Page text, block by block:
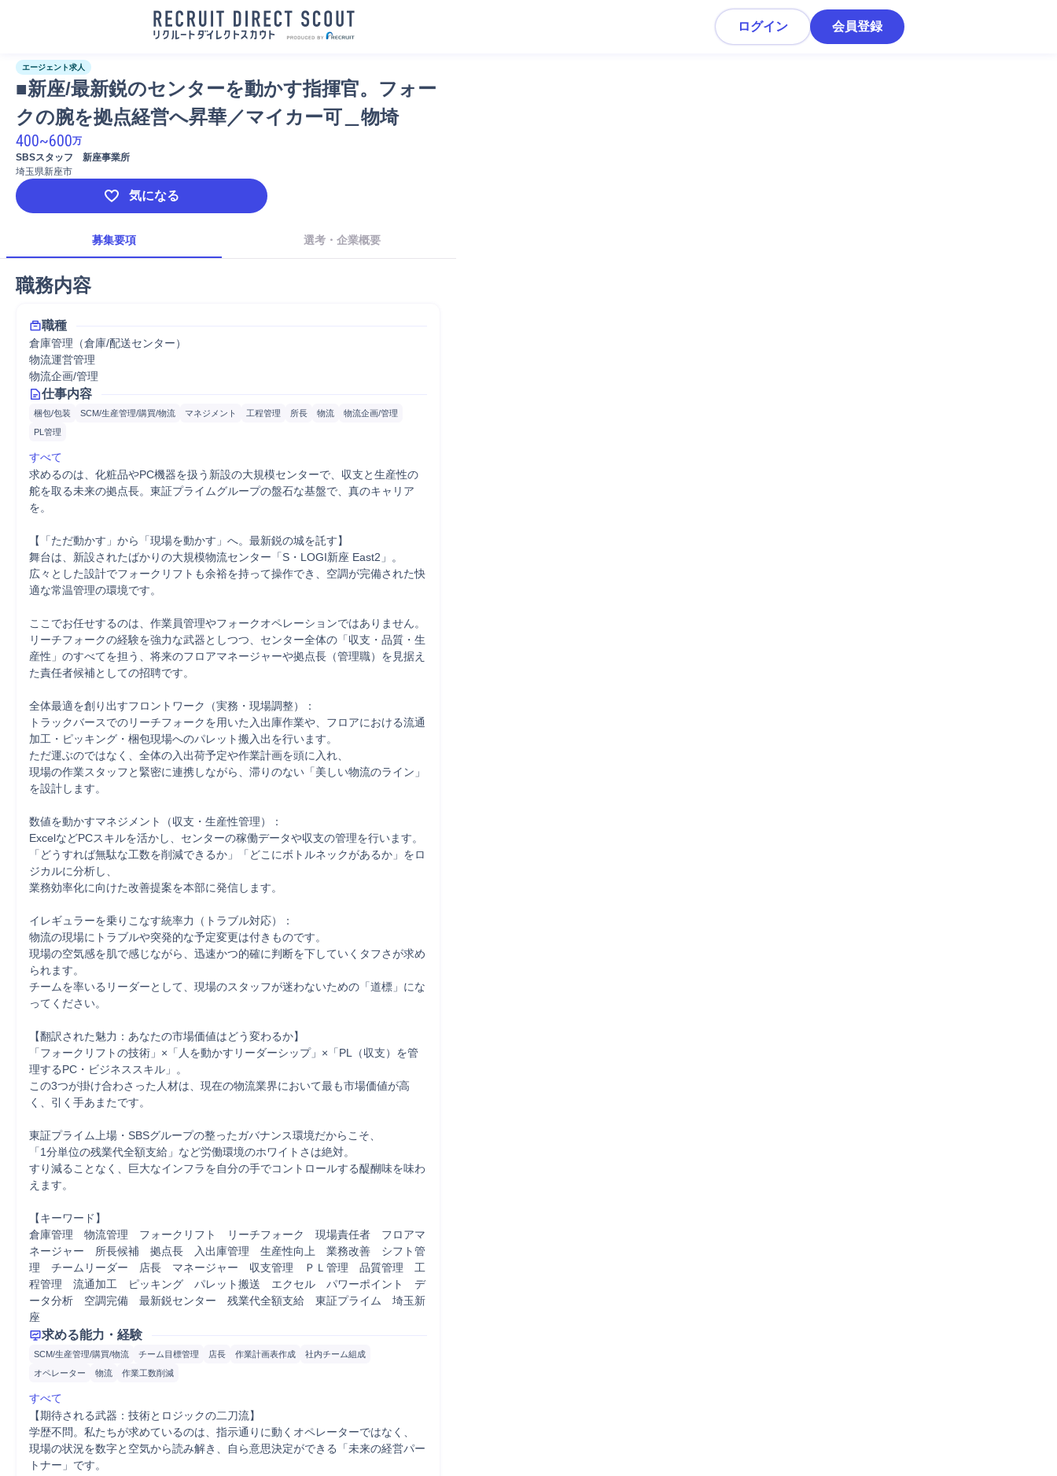
ログイン 会員登録
エージェント求人
■新座/最新鋭のセンターを動かす指揮官。フォー
クの腕を拠点経営へ昇華／マイカー可＿物埼
400~600万
SBSスタッフ　新座事業所
埼玉県新座市
気になる
募集要項 選考・企業概要
職務内容
職種
倉庫管理（倉庫/配送センター）
物流運営管理
物流企画/管理
仕事内容
梱包/包装 SCM/生産管理/購買/物流 マネジメント 工程管理 所長 物流
物流企画/管理
PL管理
すべて
求めるのは、化粧品やPC機器を扱う新設の大規模センターで、収支と生産性の
舵を取る未来の拠点長。東証プライムグループの盤石な基盤で、真のキャリア
を。
【「ただ動かす」から「現場を動かす」へ。最新鋭の城を託す】
舞台は、新設されたばかりの大規模物流センター「S・LOGI新座 East2」。
広々とした設計でフォークリフトも余裕を持って操作でき、空調が完備された快
適な常温管理の環境です。
ここでお任せするのは、作業員管理やフォークオペレーションではありません。
リーチフォークの経験を強力な武器としつつ、センター全体の「収支・品質・生
産性」のすべてを担う、将来のフロアマネージャーや拠点長（管理職）を見据え
た責任者候補としての招聘です。
全体最適を創り出すフロントワーク（実務・現場調整）：
トラックバースでのリーチフォークを用いた入出庫作業や、フロアにおける流通
加工・ピッキング・梱包現場へのパレット搬入出を行います。
ただ運ぶのではなく、全体の入出荷予定や作業計画を頭に入れ、
現場の作業スタッフと緊密に連携しながら、滞りのない「美しい物流のライン」
を設計します。
数値を動かすマネジメント（収支・生産性管理）：
ExcelなどPCスキルを活かし、センターの稼働データや収支の管理を行います。
「どうすれば無駄な工数を削減できるか」「どこにボトルネックがあるか」をロ
ジカルに分析し、
業務効率化に向けた改善提案を本部に発信します。
イレギュラーを乗りこなす統率力（トラブル対応）：
物流の現場にトラブルや突発的な予定変更は付きものです。
現場の空気感を肌で感じながら、迅速かつ的確に判断を下していくタフさが求め
られます。
チームを率いるリーダーとして、現場のスタッフが迷わないための「道標」にな
ってください。
【翻訳された魅力：あなたの市場価値はどう変わるか】
「フォークリフトの技術」×「人を動かすリーダーシップ」×「PL（収支）を管
理するPC・ビジネススキル」。
この3つが掛け合わさった人材は、現在の物流業界において最も市場価値が高
く、引く手あまたです。
東証プライム上場・SBSグループの整ったガバナンス環境だからこそ、
「1分単位の残業代全額支給」など労働環境のホワイトさは絶対。
すり減ることなく、巨大なインフラを自分の手でコントロールする醍醐味を味わ
えます。
【キーワード】
倉庫管理　物流管理　フォークリフト　リーチフォーク　現場責任者　フロアマ
ネージャー　所長候補　拠点長　入出庫管理　生産性向上　業務改善　シフト管
理　チームリーダー　店長　マネージャー　収支管理　ＰＬ管理　品質管理　工
程管理　流通加工　ピッキング　パレット搬送　エクセル　パワーポイント　デ
ータ分析　空調完備　最新鋭センター　残業代全額支給　東証プライム　埼玉新
座
求める能力・経験
SCM/生産管理/購買/物流 チーム目標管理 店長 作業計画表作成
社内チーム組成
オペレーター
物流 作業工数削減
すべて
【期待される武器：技術とロジックの二刀流】
学歴不問。私たちが求めているのは、指示通りに動くオペレーターではなく、
現場の状況を数字と空気から読み解き、自ら意思決定ができる「未来の経営パー
トナー」です。